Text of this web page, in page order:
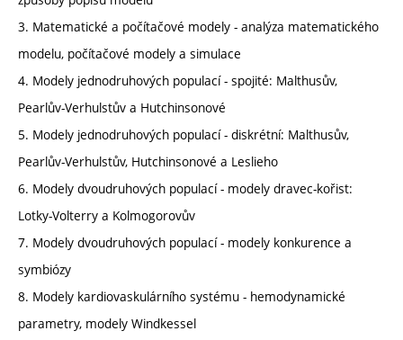
3. Matematické a počítačové modely - analýza matematického
modelu, počítačové modely a simulace
4. Modely jednodruhových populací - spojité: Malthusův,
Pearlův-Verhulstův a Hutchinsonové
5. Modely jednodruhových populací - diskrétní: Malthusův,
Pearlův-Verhulstův, Hutchinsonové a Leslieho
6. Modely dvoudruhových populací - modely dravec-kořist:
Lotky-Volterry a Kolmogorovův
7. Modely dvoudruhových populací - modely konkurence a
symbiózy
8. Modely kardiovaskulárního systému - hemodynamické
parametry, modely Windkessel